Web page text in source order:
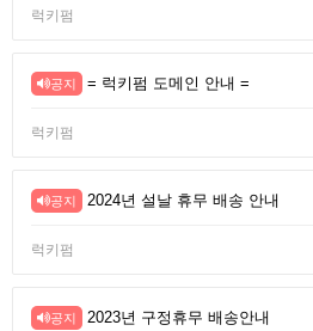
럭키펌
공지 = 럭키펌 도메인 안내 =
럭키펌
공지 2024년 설날 휴무 배송 안내
럭키펌
공지 2023년 구정휴무 배송안내